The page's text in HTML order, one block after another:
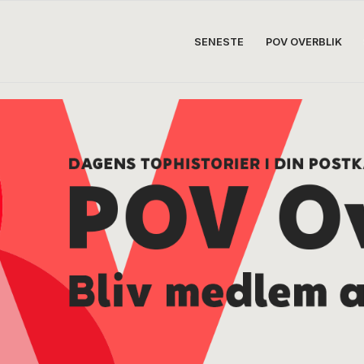
SENESTE POV OVERBLIK